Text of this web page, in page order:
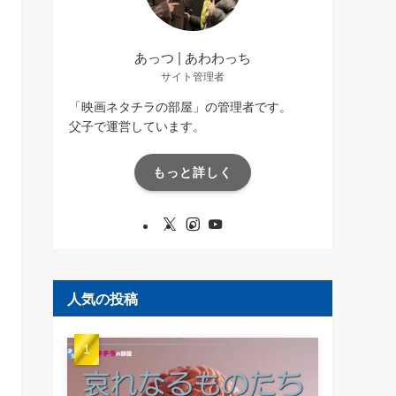
あっつ | あわわっち
サイト管理者
「映画ネタチラの部屋」の管理者です。
父子で運営しています。
もっと詳しく
人気の投稿